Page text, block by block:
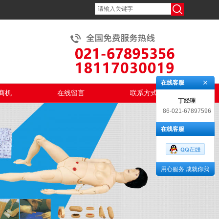
机 在线留言 联系方式
在线客服
丁经理
86-021-67897596
在线客服
用心服务 成就你我